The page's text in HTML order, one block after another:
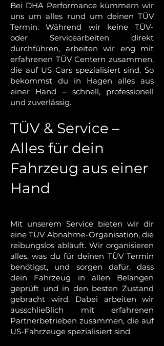
Bei DHA Performance kümmern wir
uns um alles rund um deinen TÜV
Termin. Während wir keine TÜV-
oder Servicearbeiten direkt
durchführen, arbeiten wir eng mit
erfahrenen TÜV Centern zusammen,
die auf US Cars spezialisiert sind. So
bekommst du in Hagen alles aus
einer Hand – schnell, professionell
und zuverlässig.
TÜV & Service –
Alles für dein
Fahrzeug aus einer
Hand
Mit unserem Service bieten wir dir
eine TÜV Abnahme-Organisation, die
reibungslos abläuft. Wir organisieren
alles, was du für deinen TÜV Termin
benötigst, und sorgen dafür, dass
dein Fahrzeug in allen Belangen
geprüft und in den besten Zustand
gebracht wird. Dabei arbeiten wir
ausschließlich mit erfahrenen
Partnerbetrieben zusammen, die auf
US-Fahrzeuge spezialisiert sind.